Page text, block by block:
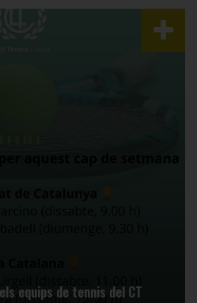
equips de tennis del CT